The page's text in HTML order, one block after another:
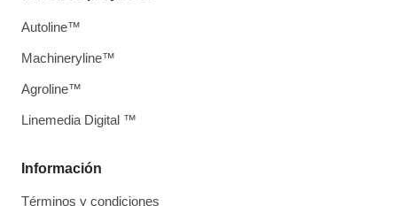
Información
Términos y condiciones
Autoline™
Machineryline™
Agroline™
Linemedia Digital ™